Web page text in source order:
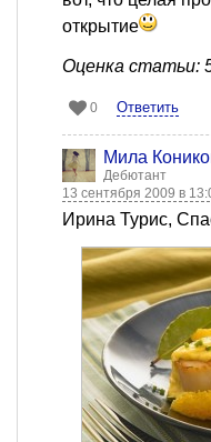
открытие
Оценка статьи:
0 Ответить
Мила
Дебютант
13 сентября 2009 в
Ирина Турис,